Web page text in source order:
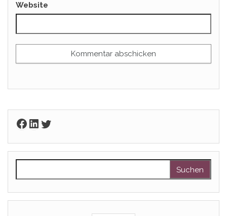
Website
Facebook
LinkedIn
Twitter